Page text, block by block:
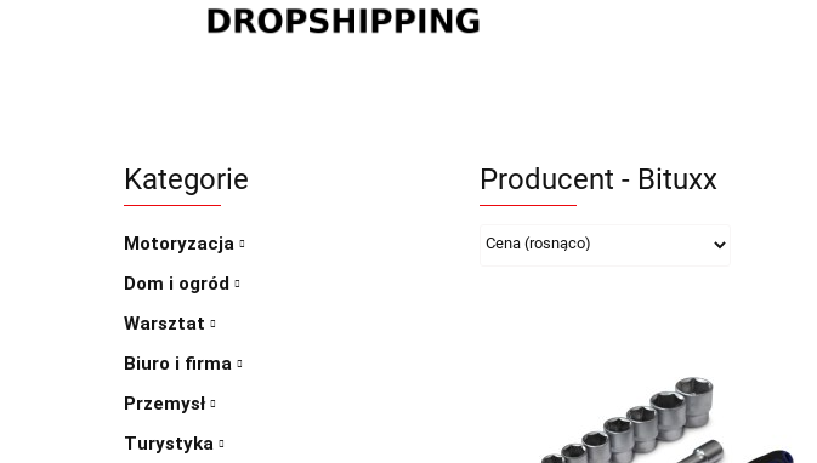
Kategorie
Motoryzacja
Dom i ogród
Warsztat
Biuro i firma
Przemysł
Turystyka
Producent - Bituxx